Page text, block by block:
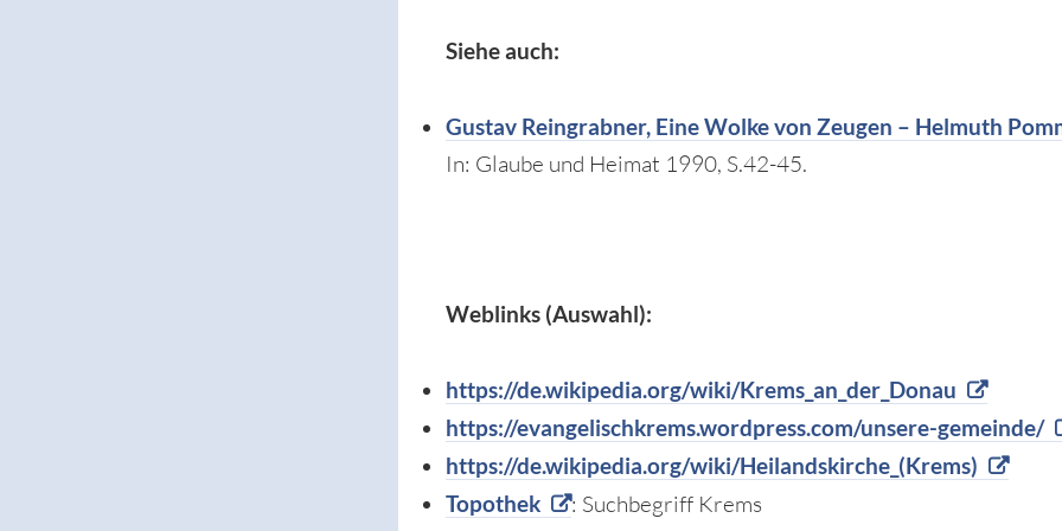
Siehe auch:
Gustav Reingrabner, Eine Wolke von Zeugen – Helmuth
In: Glaube und Heimat 1990, S.42-45.
Weblinks (Auswahl):
https://de.wikipedia.org/wiki/Krems_an_der_Donau
https://evangelischkrems.wordpress.com/unsere-gemeinde/
https://de.wikipedia.org/wiki/Heilandskirche_(Krems)
Topothek
: Suchbegriff Krems